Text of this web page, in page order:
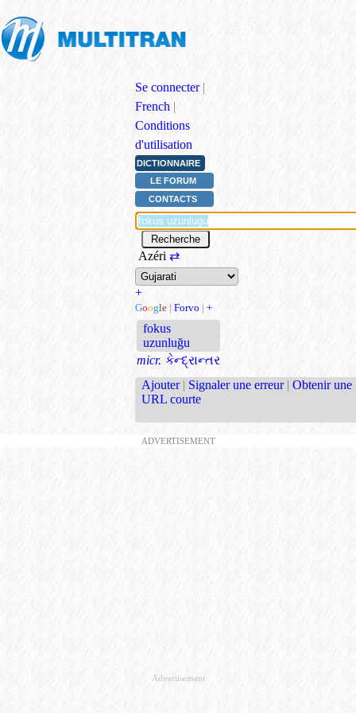
Se connecter |
French |
Conditions
d'utilisation
DICTIONNAIRE
LE FORUM
CONTACTS
Azéri ⇄
+
Google | Forvo | +
fokus
uzunluğu
micr. કેન્દ્રાન્તર
Ajouter | Signaler une erreur | Obtenir une
URL courte
ADVERTISEMENT
Advertisement